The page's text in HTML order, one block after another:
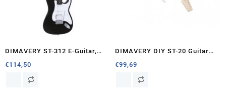
DIMAVERY ST-312 E-Guitar,
black
€114,50
DIMAVERY DIY ST-20 Guitar
construction kit
€99,69